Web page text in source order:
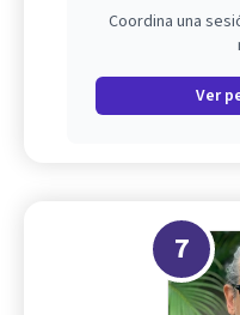
Coordina una
Ver
7